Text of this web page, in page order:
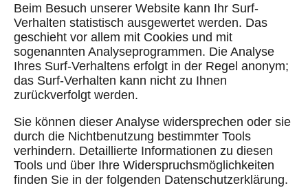
Beim Besuch unserer Website kann Ihr Surf-
Verhalten statistisch ausgewertet werden. Das
geschieht vor allem mit Cookies und mit
sogenannten Analyseprogrammen. Die Analyse
Ihres Surf-Verhaltens erfolgt in der Regel anonym;
das Surf-Verhalten kann nicht zu Ihnen
zurückverfolgt werden.
Sie können dieser Analyse widersprechen oder sie
durch die Nichtbenutzung bestimmter Tools
verhindern. Detaillierte Informationen zu diesen
Tools und über Ihre Widerspruchsmöglichkeiten
finden Sie in der folgenden Datenschutzerklärung.